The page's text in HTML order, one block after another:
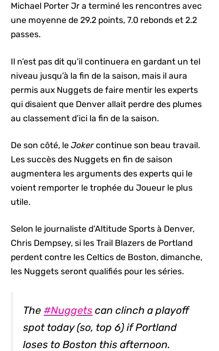
Michael Porter Jr a terminé les rencontres avec
une moyenne de 29.2 points, 7.0 rebonds et 2.2
passes.
Il n’est pas dit qu’il continuera en gardant un tel
niveau jusqu’à la fin de la saison, mais il aura
permis aux Nuggets de faire mentir les experts
qui disaient que Denver allait perdre des plumes
au classement d’ici la fin de la saison.
De son côté, leJokercontinue son beau travail.
Les succès des Nuggets en fin de saison
augmentera les arguments des experts qui le
voient remporter le trophée du Joueur le plus
utile.
Selon le journaliste d’Altitude Sports à Denver,
Chris Dempsey, si les Trail Blazers de Portland
perdent contre les Celtics de Boston, dimanche,
les Nuggets seront qualifiés pour les séries.
The #Nuggets can clinch a playoff
spot today (so, top 6) if Portland
loses to Boston this afternoon.